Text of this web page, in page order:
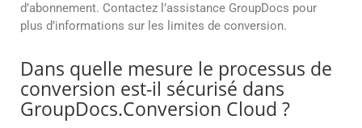
d’abonnement. Contactez l’assistance GroupDocs pour
plus d’informations sur les limites de conversion.
Dans quelle mesure le processus de
conversion est-il sécurisé dans
GroupDocs.Conversion Cloud ?